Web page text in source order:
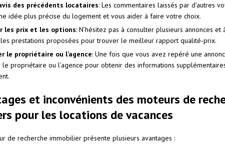
des précédents locataires: Les commentaires laissés par d’autres
idée plus précise du logement et vous aider à faire votre choix.
les prix et les options: N’hésitez pas à consulter plusieurs annonces
les prestations proposées pour trouver le meilleur rapport qualité-prix.
le propriétaire ou l’agence: Une fois que vous avez repéré une
le propriétaire ou l’agence pour obtenir des informations
et inconvénients des moteurs de
pour les locations de vacances
de recherche immobilier présente plusieurs avantages :